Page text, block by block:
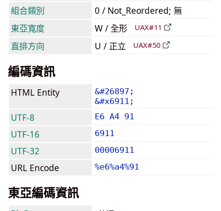
組合類別
0 / Not_Reordered; 無
東亞寬度
W / 全形 UAX#11
直排方向 U / 正立 UAX#50
編碼資訊
HTML Entity
&#26897;
&#x6911;
UTF-8 E6 A4 91
UTF-16 6911
UTF-32 00006911
URL Encode %e6%a4%91
東亞編碼資訊